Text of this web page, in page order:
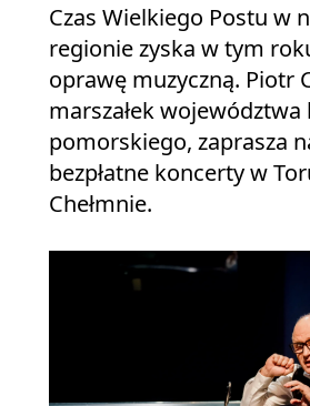
Czas Wielkiego Postu w
regionie zyska w tym
oprawę muzyczną. Piotr
marszałek
pomorskiego, zaprasza
bezpłatne koncerty w
Chełmnie.